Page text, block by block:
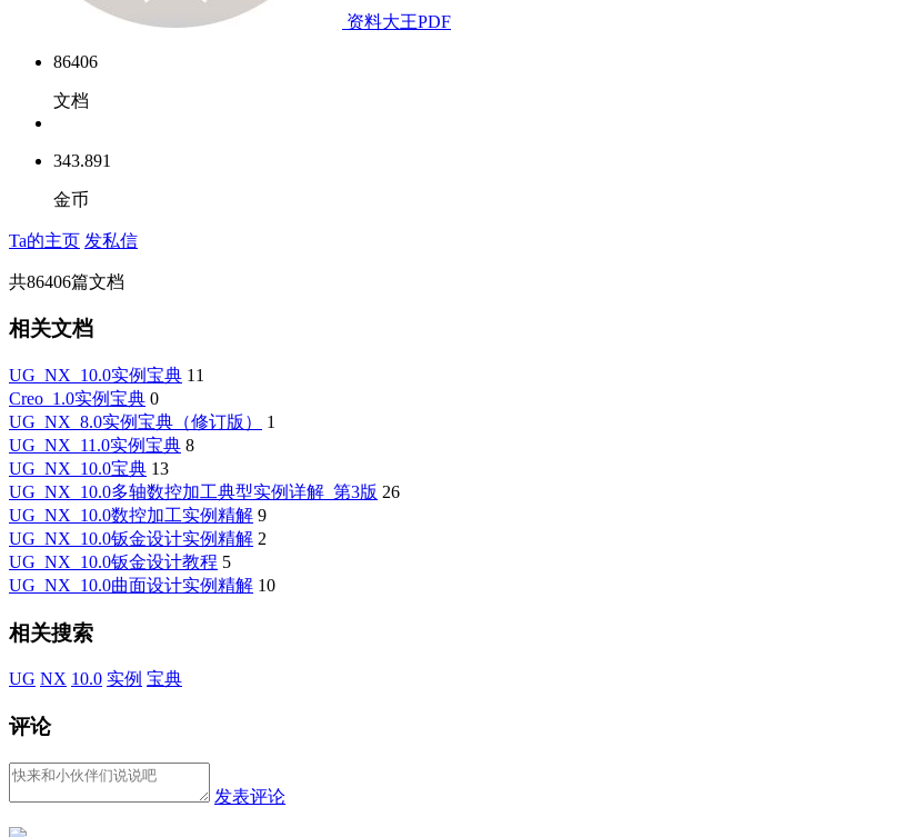
资料大王PDF
86406
文档
343.891
金币
Ta的主页 发私信
共86406篇文档
相关文档
UG_NX_10.0实例宝典 11
Creo_1.0实例宝典 0
UG_NX_8.0实例宝典（修订版）
1
UG_NX_11.0实例宝典 8
UG_NX_10.0宝典 13
UG_NX_10.0多轴数控加工典型实例详解_第3版 26
UG_NX_10.0数控加工实例精解 9
UG_NX_10.0钣金设计实例精解 2
UG_NX_10.0钣金设计教程 5
UG_NX_10.0曲面设计实例精解 10
相关搜索
UG NX 10.0 实例 宝典
评论
发表评论